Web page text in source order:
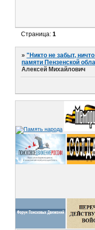
Страница:1
»"Никто не забыт,
памяти Пензенской
Алексей Михайлович